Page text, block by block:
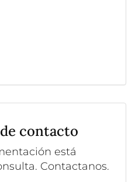
contacto
está
Contactanos.